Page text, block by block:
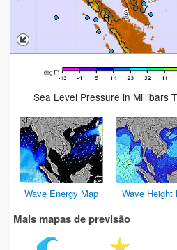
Sea Level Pressure in Millibars
Wave Energy Map Wave Height
Mais mapas de previsão